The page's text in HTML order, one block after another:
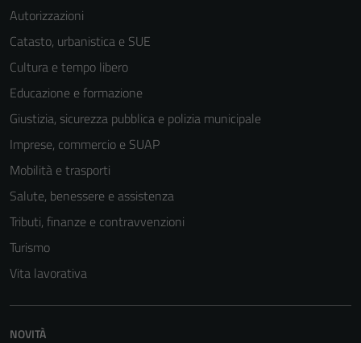
Autorizzazioni
Catasto, urbanistica e SUE
Cultura e tempo libero
Educazione e formazione
Giustizia, sicurezza pubblica e polizia municipale
Imprese, commercio e SUAP
Mobilità e trasporti
Salute, benessere e assistenza
Tributi, finanze e contravvenzioni
Turismo
Vita lavorativa
NOVITÀ